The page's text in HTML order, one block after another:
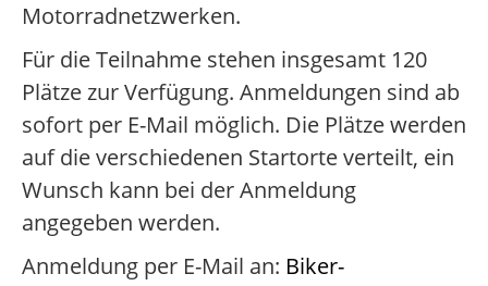
Motorradnetzwerken.
Für die Teilnahme stehen insgesamt 120
Plätze zur Verfügung. Anmeldungen sind ab
sofort per E-Mail möglich. Die Plätze werden
auf die verschiedenen Startorte verteilt, ein
Wunsch kann bei der Anmeldung
angegeben werden.
Anmeldung per E-Mail an: Biker-